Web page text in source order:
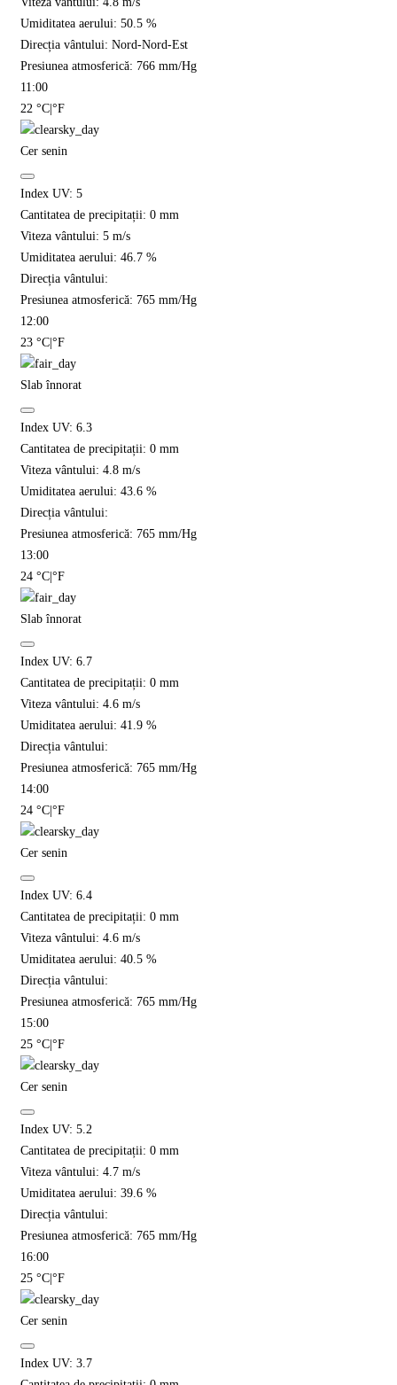
Umiditatea aerului: 50.5 %
Direcția vântului: Nord-Nord-Est
Presiunea atmosferică: 766 mm/Hg
11:00
22 °C °F
Cer senin
Index UV: 5
Cantitatea de precipitații: 0 mm
Viteza vântului: 5 m/s
Umiditatea aerului: 46.7 %
Direcția vântului:
Presiunea atmosferică: 765 mm/Hg
12:00
23 °C °F
Slab înnorat
Index UV: 6.3
Cantitatea de precipitații: 0 mm
Viteza vântului: 4.8 m/s
Umiditatea aerului: 43.6 %
Direcția vântului:
Presiunea atmosferică: 765 mm/Hg
13:00
24 °C °F
Slab înnorat
Index UV: 6.7
Cantitatea de precipitații: 0 mm
Viteza vântului: 4.6 m/s
Umiditatea aerului: 41.9 %
Direcția vântului:
Presiunea atmosferică: 765 mm/Hg
14:00
24 °C °F
Cer senin
Index UV: 6.4
Cantitatea de precipitații: 0 mm
Viteza vântului: 4.6 m/s
Umiditatea aerului: 40.5 %
Direcția vântului:
Presiunea atmosferică: 765 mm/Hg
15:00
25 °C °F
Cer senin
Index UV: 5.2
Cantitatea de precipitații: 0 mm
Viteza vântului: 4.7 m/s
Umiditatea aerului: 39.6 %
Direcția vântului:
Presiunea atmosferică: 765 mm/Hg
16:00
25 °C °F
Cer senin
Index UV: 3.7